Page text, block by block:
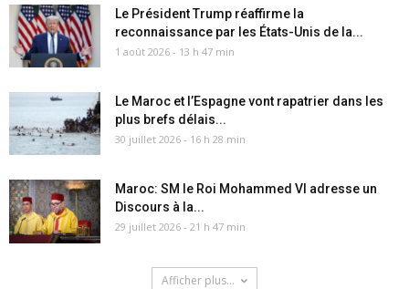
Le Président Trump réaffirme la
reconnaissance par les États-Unis de la...
1 août 2026 - 13 h 47 min
Le Maroc et l’Espagne vont rapatrier dans les
plus brefs délais...
30 juillet 2026 - 16 h 28 min
Maroc: SM le Roi Mohammed VI adresse un
Discours à la...
29 juillet 2026 - 21 h 47 min
Afficher plus...